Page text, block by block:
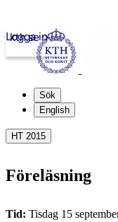
kth.se
Logga in
Sök
English
HT 2015
Föreläsning
Tid: Tisdag 15